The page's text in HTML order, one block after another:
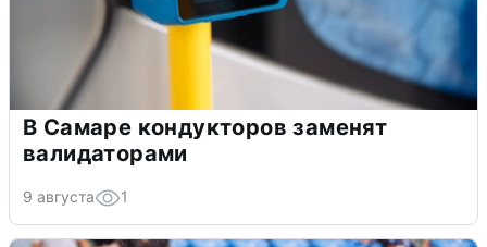
В Самаре кондукторов заменят
валидаторами
9 августа 1